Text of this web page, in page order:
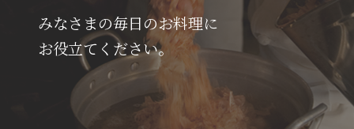
みなさまの毎日のお料理に
お役立てください。